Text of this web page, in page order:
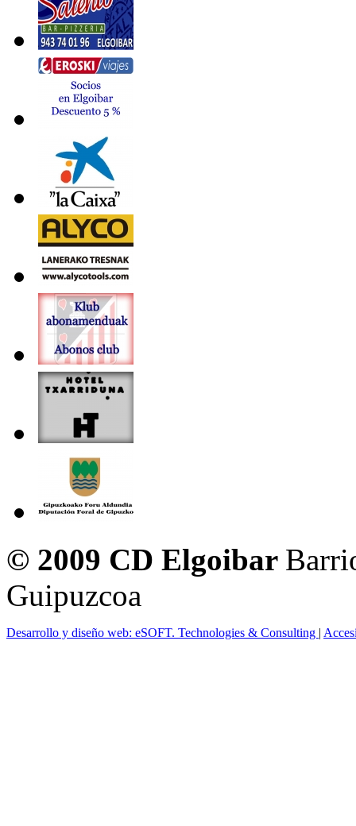
© 2009 CD Elgoibar
Guipuzcoa
Desarrollo y diseño web: eSOFT. Technologies & Consulting |